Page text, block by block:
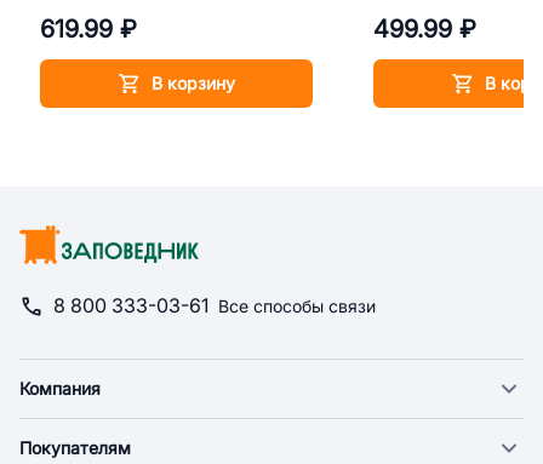
619.99 ₽
В корзину
499.99 ₽
В
8 800 333-03-61 Все способы связи
Компания
Покупателям